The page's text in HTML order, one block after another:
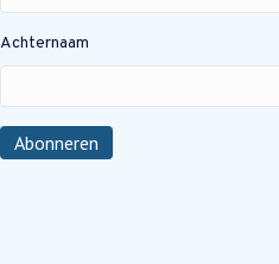
Achternaam
Abonneren